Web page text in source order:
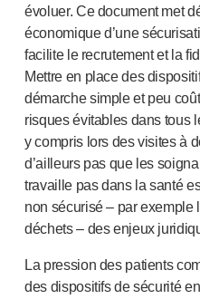
évoluer. Ce document met
économique d’une
facilite le recrutement et la
Mettre en place des
démarche simple et peu
risques évitables dans tous
y compris lors des visites à
d’ailleurs pas que les
travaille pas dans la santé
non sécurisé – par exemple
déchets – des enjeux
La pression des patients
des dispositifs de sécurité